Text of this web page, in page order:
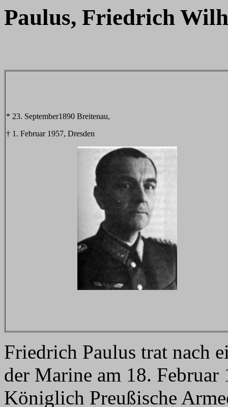
Paulus, Friedrich
* 23. September1890 Breitenau,
† 1. Februar 1957, Dresden
Friedrich Paulus trat nach
der Marine am 18.
Königlich Preußische